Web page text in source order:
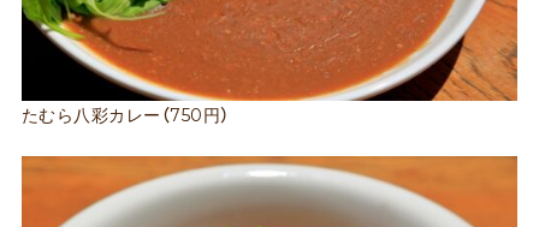
たむら八彩カレー（750円）